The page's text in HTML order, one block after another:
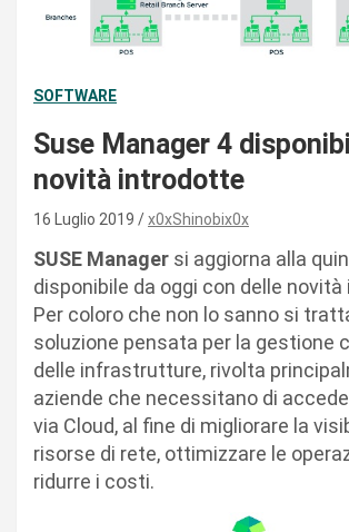
SOFTWARE
Suse Manager 4
novità introdotte
16 Luglio 2019 x0xShinobix0x
SUSE Manager si aggiorna alla
disponibile da oggi con delle
Per coloro che non lo sanno si
soluzione pensata per la gestione
delle infrastrutture, rivolta
aziende che necessitano di
via Cloud, al fine di migliorare la
risorse di rete, ottimizzare le
ridurre i costi.